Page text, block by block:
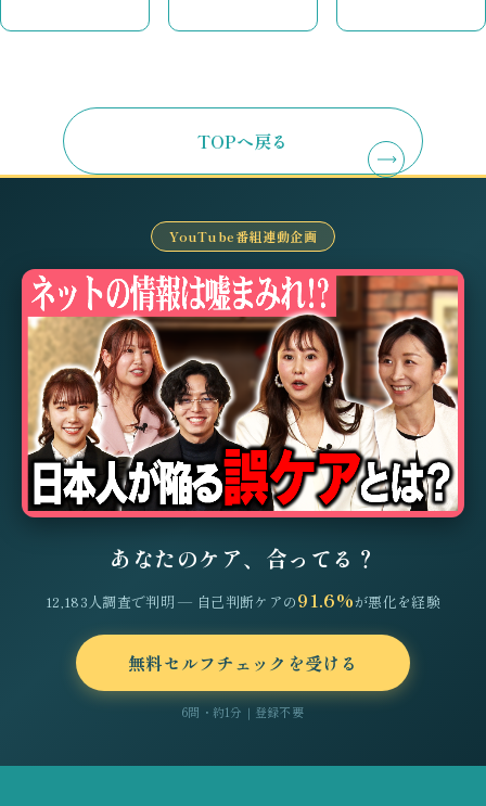
TOPへ戻る
YouTube番組連動企画
あなたのケア、合ってる？
12,183人調査で判明 — 自己判断ケアの91.6%が悪化を経験
無料セルフチェックを受ける
6問・約1分｜登録不要